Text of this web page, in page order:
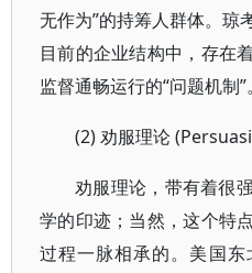
无作为”的持筹人群体。琼
目前的企业结构中，存在
监督通畅运行的“问题机制”。
(2) 劝服理论
劝服理论，带有着很
学的印迹；当然，这个特
过程一脉相承的。美国